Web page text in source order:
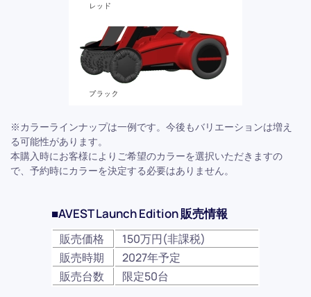
※カラーラインナップは一例です。今後もバリエーションは増え
る可能性があります。
本購入時にお客様によりご希望のカラーを選択いただきますの
で、予約時にカラーを決定する必要はありません。
■AVEST Launch Edition 販売情報
販売価格
150万円(非課税)
販売時期
2027年予定
販売台数
限定50台